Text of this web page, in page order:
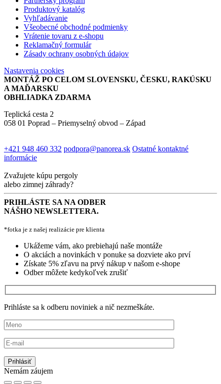
Produktový katalóg
Vyhľadávanie
Všeobecné obchodné podmienky
Vrátenie tovaru z e-shopu
Reklamačný formulár
Zásady ochrany osobných údajov
Nastavenia cookies
MONTÁŽ PO CELOM SLOVENSKU, ČESKU, RAKÚSKU
A MAĎARSKU
OBHLIADKA ZDARMA
Teplická cesta 2
058 01 Poprad – Priemyselný obvod – Západ
+421 948 460 332 podpora@panorea.sk Ostatné kontaktné
informácie
Zvažujete kúpu pergoly
alebo zimnej záhrady?
PRIHLÁSTE SA NA ODBER
NÁŠHO NEWSLETTERA.
*fotka je z našej realizácie pre klienta
Ukážeme vám, ako prebiehajú naše montáže
O akciách a novinkách v ponuke sa dozviete ako prví
Získate 5% zľavu na prvý nákup v našom e-shope
Odber môžete kedykoľvek zrušiť
Prihláste sa k odberu noviniek a nič nezmeškáte.
Nemám záujem